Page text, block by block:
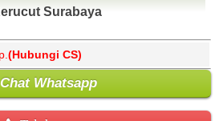
Surabaya
(Hubungi CS)
Chat Whatsapp